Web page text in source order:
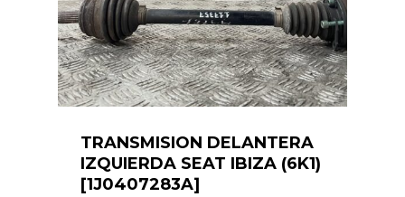
TRANSMISION DELANTERA
IZQUIERDA SEAT IBIZA (6K1)
[1J0407283A]